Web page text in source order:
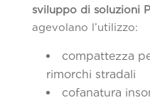
sviluppo di soluzioni
agevolano l’utilizzo:
compattezza
rimorchi stradali
cofanatura